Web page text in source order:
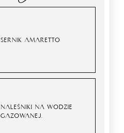
SERNIK AMARETTO
NALEŚNIKI NA WODZIE
GAZOWANEJ.